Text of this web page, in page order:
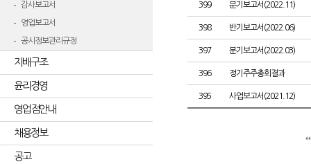
감사보고서
영업보고서
공시정보관리규정
지배구조
윤리경영
영업점안내
채용정보
공고
399 분기보고서(2022.11)
398 반기보고서(2022.06)
397 분기보고서(2022.03)
396 정기주주총회결과
395 사업보고서(2021.12)